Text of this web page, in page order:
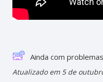
Ainda com
Atualizado em 5 de